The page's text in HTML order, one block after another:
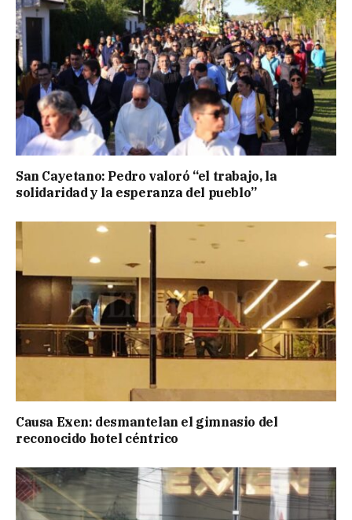
San Cayetano: Pedro valoró “el trabajo, la
solidaridad y la esperanza del pueblo”
Causa Exen: desmantelan el gimnasio del
reconocido hotel céntrico